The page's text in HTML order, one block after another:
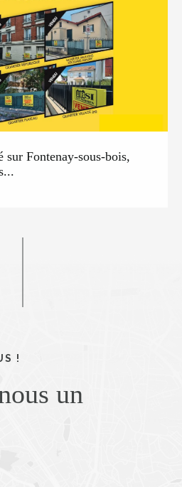
sur Fontenay-sous-bois,
!
un